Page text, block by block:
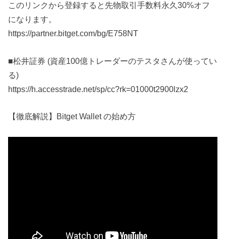
このリンクから登録すると先物取引手数料永久30%オフ
になります。
https://partner.bitget.com/bg/E758NT
■松井証券 (資産100億トレーダーのテスタさんが使ってい
る)
https://h.accesstrade.net/sp/cc?rk=01000t2900lzx2
【徹底解説】Bitget Wallet の始め方